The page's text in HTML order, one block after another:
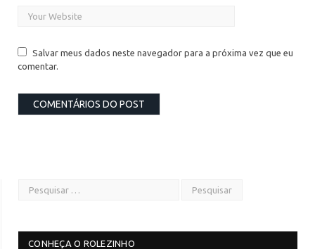
Salvar meus dados neste navegador para a próxima vez que eu
comentar.
CONHEÇA O ROLEZINHO